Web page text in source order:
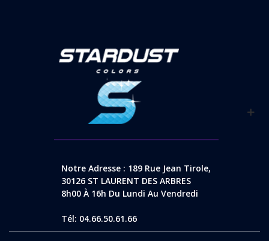
Notre Adresse : 189 Rue Jean Tirole,
30126 ST LAURENT DES ARBRES
8h00 À 16h Du Lundi Au Vendredi
Tél: 04.66.50.61.66